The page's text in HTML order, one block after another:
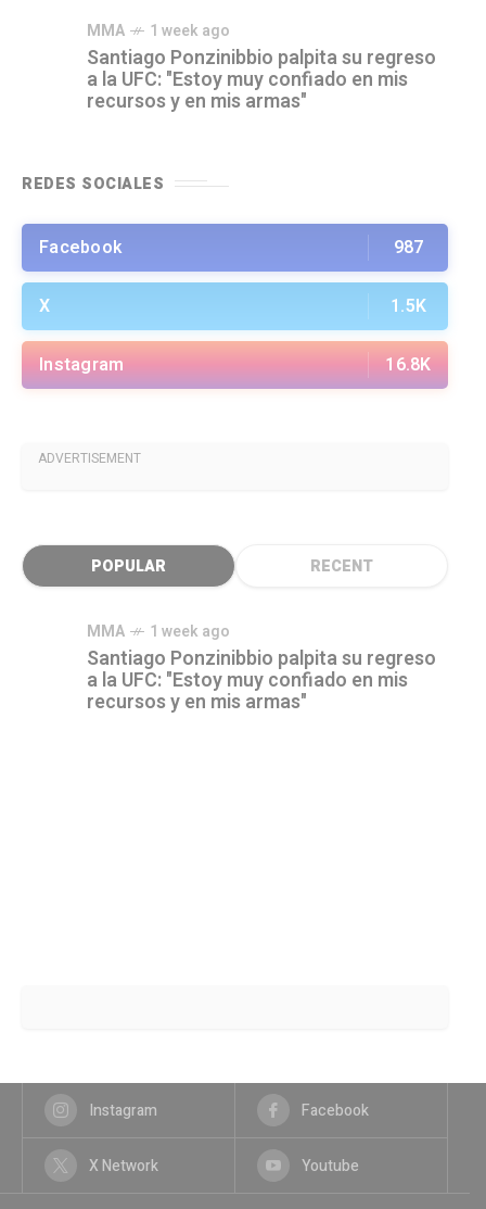
MMA 1 week ago
Santiago Ponzinibbio palpita su regreso
a la UFC: "Estoy muy confiado en mis
recursos y en mis armas"
REDES SOCIALES
Facebook 987
X 1.5K
Instagram 16.8K
ADVERTISEMENT
POPULAR RECENT
MMA 1 week ago
Santiago Ponzinibbio palpita su regreso
a la UFC: "Estoy muy confiado en mis
recursos y en mis armas"
Instagram Facebook
X Network Youtube